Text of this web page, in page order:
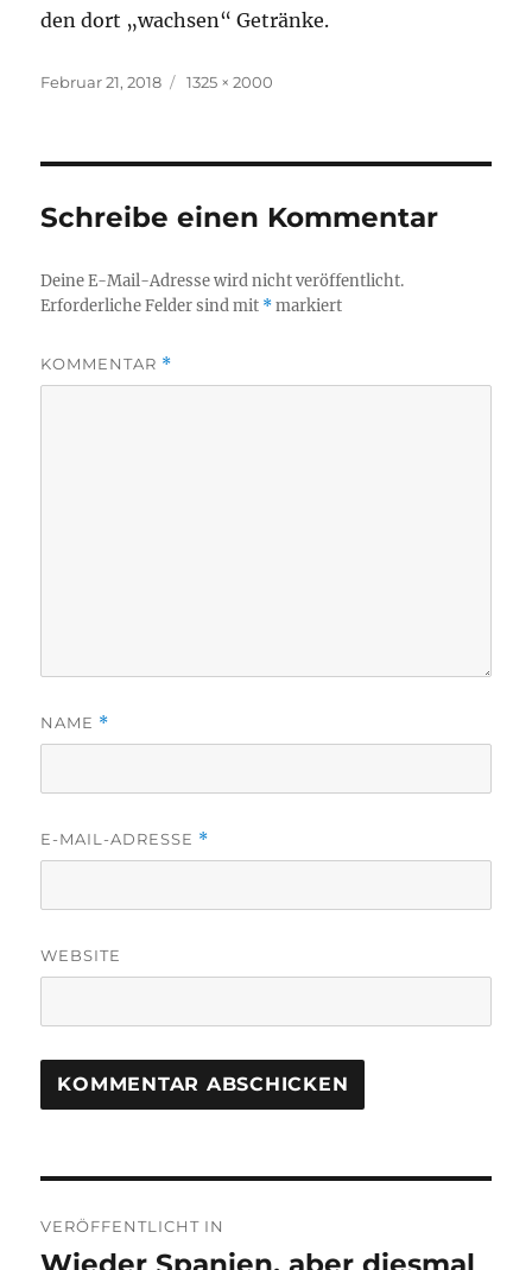
den dort „wachsen“ Getränke.
Veröffentlicht
Februar 21, 2018 Originalgröße
1325 × 2000
Schreibe einen Kommentar
Deine E-Mail-Adresse wird nicht veröffentlicht.
Erforderliche Felder sind mit *markiert
KOMMENTAR *
NAME *
E-MAIL-ADRESSE *
WEBSITE
VERÖFFENTLICHT IN